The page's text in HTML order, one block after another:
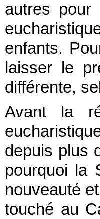
autres pour
enfants.
laisser le
différente,
Avant la
depuis plus
pourquoi la
nouveauté
touché au